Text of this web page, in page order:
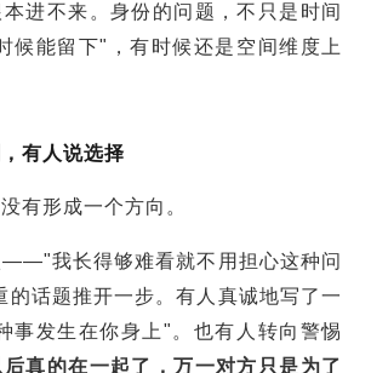
进不来。身份的问题，不只是时间
候能留下"，有时候还是空间维度上
有人说选择
有形成一个方向。
——"我长得够难看就不用担心这种问
话题推开一步。有人真诚地写了一
事发生在你身上"。也有人转向警惕
后真的在一起了，万一对方只是为了